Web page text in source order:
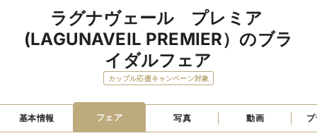
ラグナヴェール　プレミア
(LAGUNAVEIL PREMIER）のブラ
イダルフェア
カップル応援キャンペーン対象
基本情報 フェア 写真 動画